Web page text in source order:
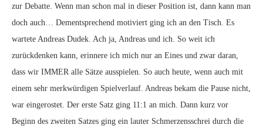
zur Debatte. Wenn man schon mal in dieser Position ist, dann kann man
doch auch… Dementsprechend motiviert ging ich an den Tisch. Es
wartete Andreas Dudek. Ach ja, Andreas und ich. So weit ich
zurückdenken kann, erinnere ich mich nur an Eines und zwar daran,
dass wir IMMER alle Sätze ausspielen. So auch heute, wenn auch mit
einem sehr merkwürdigen Spielverlauf. Andreas bekam die Pause nicht,
war eingerostet. Der erste Satz ging 11:1 an mich. Dann kurz vor
Beginn des zweiten Satzes ging ein lauter Schmerzensschrei durch die